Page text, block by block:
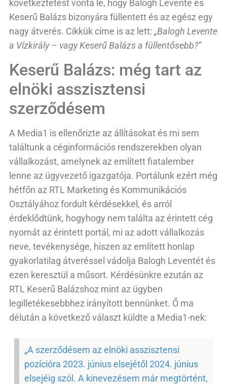
következtetést vonta le, hogy Balogh Levente és
Keserű Balázs bizonyára füllentett és az egész egy
nagy átverés. Cikkük címe is az lett: „Balogh Levente
a Vízkirály – vagy Keserű Balázs a füllentősebb?”
Keserű Balázs: még tart az
elnöki asszisztensi
szerződésem
A Media1 is ellenőrizte az állításokat és mi sem
találtunk a céginformációs rendszerekben olyan
vállalkozást, amelynek az említett fiatalember
lenne az ügyvezető igazgatója. Portálunk ezért még
hétfőn az RTL Marketing és Kommunikációs
Osztályához fordult kérdésekkel, és arról
érdeklődtünk, hogyhogy nem találta az érintett cég
nyomát az érintett portál, mi az adott vállalkozás
neve, tevékenysége, hiszen az említett honlap
gyakorlatilag átveréssel vádolja Balogh Leventét és
ezen keresztül a műsort. Kérdésünkre ezután az
RTL Keserű Balázshoz mint az ügyben
legilletékesebbhez irányított bennünket. Ő ma
délután a következő választ küldte a Media1-nek:
„A szerződésem az elnöki asszisztensi
pozícióra 2023. június elsejétől 2024. június
elsejéig szól. A kinevezésem már megtörtént,